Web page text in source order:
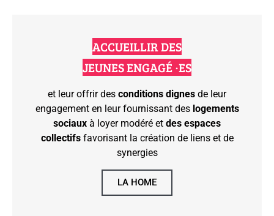
ACCUEILLIR DES
JEUNES ENGAGÉ ·ES
et leur offrir des conditions dignes de leur
engagement en leur fournissant des logements
sociaux à loyer modéré et des espaces
collectifsfavorisant la création de liens et de
synergies
LA HOME